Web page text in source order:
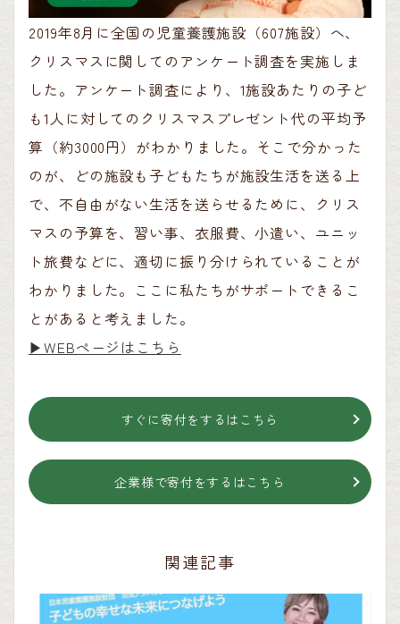
2019年8月に全国の児童養護施設（607施設）へ、
クリスマスに関してのアンケート調査を実施しま
した。アンケート調査により、1施設あたりの子ど
も1人に対してのクリスマスプレゼント代の平均予
算（約3000円）がわかりました。そこで分かった
のが、どの施設も子どもたちが施設生活を送る上
で、不自由がない生活を送らせるために、クリス
マスの予算を、習い事、衣服費、小遣い、ユニッ
ト旅費などに、適切に振り分けられていることが
わかりました。ここに私たちがサポートできるこ
とがあると考えました。
▶︎WEBページはこちら
すぐに寄付をするはこちら
企業様で寄付をするはこちら
関連記事